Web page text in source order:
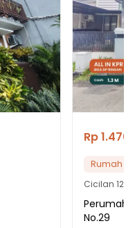
Rp
Rumah
Cicilan
No.29